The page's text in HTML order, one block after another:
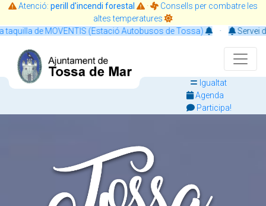
Atenció: perill d'incendi forestal ·
Consells per combatre les
altes temperatures
(Estació Autobusos de Tossa)
· Servei de CITA PRÈVIA:
Igualtat
Agenda
Participa!